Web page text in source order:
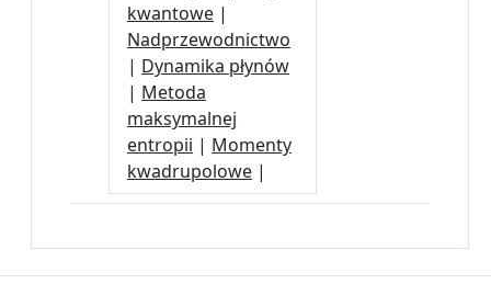
kwantowe |
Nadprzewodnictwo
| Dynamika płynów
| Metoda
maksymalnej
entropii | Momenty
kwadrupolowe |